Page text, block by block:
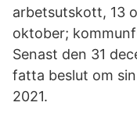
arbetsutskott, 13
oktober;
Senast den 31
fatta beslut om
2021.